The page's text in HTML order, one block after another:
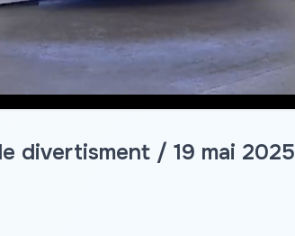
divertisment / 19 mai 2025